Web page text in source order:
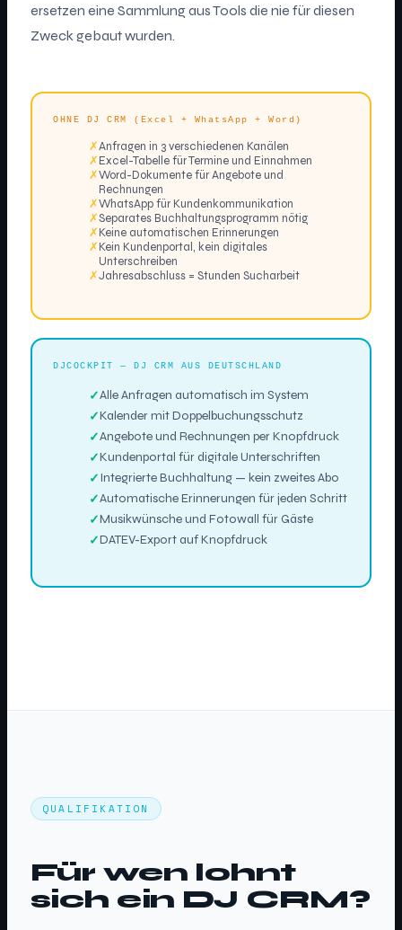
ersetzen eine Sammlung aus Tools die nie für diesen
Zweck gebaut wurden.
OHNE DJ CRM (Excel + WhatsApp + Word)
✗Anfragen in 3 verschiedenen Kanälen
✗Excel-Tabelle für Termine und Einnahmen
✗Word-Dokumente für Angebote und
Rechnungen
✗WhatsApp für Kundenkommunikation
✗Separates Buchhaltungsprogramm nötig
✗Keine automatischen Erinnerungen
✗Kein Kundenportal, kein digitales
Unterschreiben
✗Jahresabschluss = Stunden Sucharbeit
DJCOCKPIT — DJ CRM AUS DEUTSCHLAND
Alle Anfragen automatisch im System
Kalender mit Doppelbuchungsschutz
Angebote und Rechnungen per Knopfdruck
Kundenportal für digitale Unterschriften
Integrierte Buchhaltung — kein zweites Abo
Automatische Erinnerungen für jeden Schritt
Musikwünsche und Fotowall für Gäste
DATEV-Export auf Knopfdruck
QUALIFIKATION
Für wen lohnt
sich ein DJ CRM?